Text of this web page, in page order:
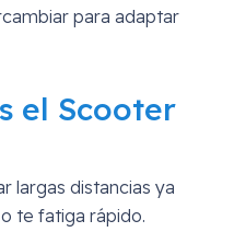
para adaptar
el Scooter
largas distancias ya
te fatiga rápido.